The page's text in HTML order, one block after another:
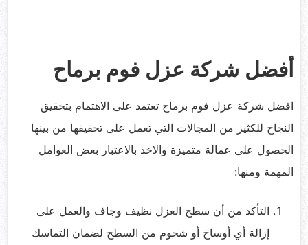
أفضل شركة عزل فوم برماح
افضل شركة عزل فوم برماح تعتمد على الاهتمام بتحقيق
النجاح للكثير من المجالات التي تعمل على تحقيقها من بينها
الحصول على عمالة متميزة والاخذ بالاعتبار بعض العوامل
المهمة ومنها:
التأكد من أن سطح العزل نظيف وجاف والعمل على
إزالة أي أوساخ أو شحوم من السطح لضمان التماسك